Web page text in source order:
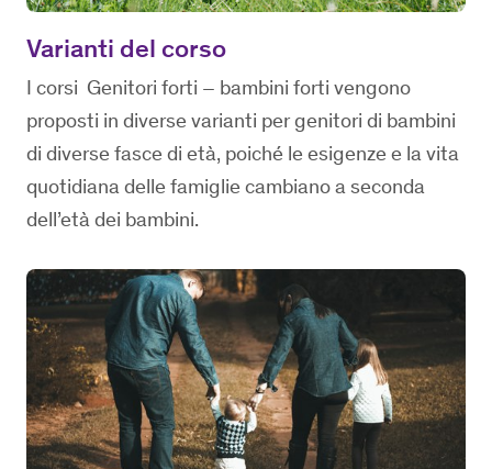
Varianti del corso
I corsi Genitori forti – bambini forti vengono
proposti in diverse varianti per genitori di bambini
di diverse fasce di età, poiché le esigenze e la vita
quotidiana delle famiglie cambiano a seconda
dell’età dei bambini.